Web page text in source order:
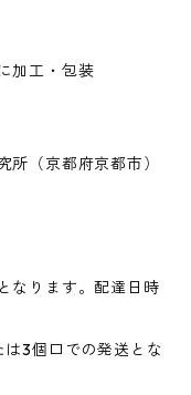
加工・包装
（京都府京都市）
なります。配達日時
3個口での発送とな